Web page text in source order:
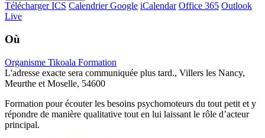
Télécharger ICS Calendrier Google iCalendar Office 365 Outlook
Live
Où
Organisme Tikoala Formation
L'adresse exacte sera communiquée plus tard., Villers les Nancy,
Meurthe et Moselle, 54600
Formation pour écouter les besoins psychomoteurs du tout petit et y
répondre de manière qualitative tout en lui laissant le rôle d’acteur
principal.